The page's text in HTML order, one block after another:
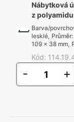
Nábytková
z polyamidu
Barva/
lesklé, Průměr:
109 x 38 mm,
Kód:
- +